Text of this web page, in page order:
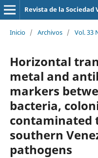
Revista de la
Inicio / Archivos / Vol. 33
Horizontal
metal and
markers
bacteria,
contaminated
southern
pathogens